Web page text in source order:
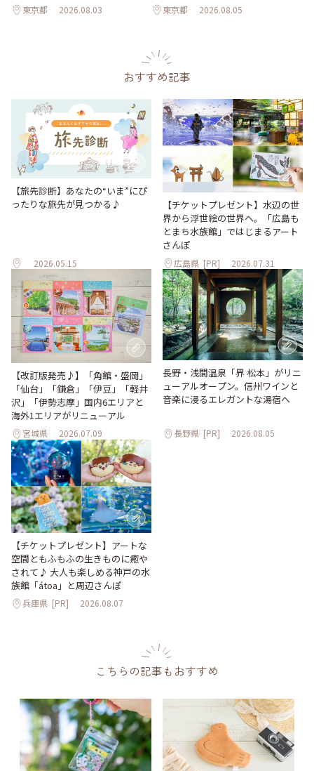
東京都 2026.08.03 東京都 2026.08.05
おすすめ記事
【旅先診断】あなたの“いま”にぴ
ったりな旅先が見つかる♪
2026.05.15
【チケットプレゼント】水辺の世
界から浮世絵の世界へ。「広島も
とまち水族館」ではじまるアート
さんぽ
広島県 [PR] 2026.07.31
【改訂版発売♪】「角館・盛岡」
「仙台」「鎌倉」「伊豆」「軽井
沢」「伊勢志摩」国内6エリアと
海外1エリアがリニューアル
宮城県 2026.07.09
長野・浅間温泉「界 松本」がリニ
ューアルオープン。信州ワインと
音楽に浸るエレガントな湯宿へ
長野県 [PR] 2026.08.05
【チケットプレゼント】アートな
空間ともふもふの生きものに癒や
されて♪ 大人も楽しめる神戸の水
族館「átoa」と周辺さんぽ
兵庫県 [PR] 2026.08.07
こちらの記事もおすすめ